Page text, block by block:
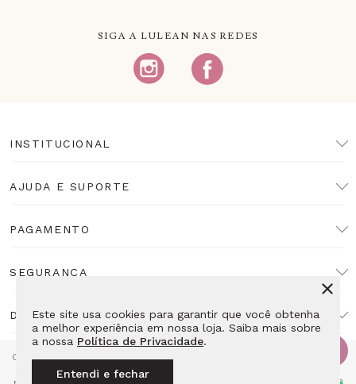
Este site usa cookies para garantir que você obtenha
a melhor experiência em nossa loja. Saiba mais sobre
a nossa Política de Privacidade.
Entendi e fechar
SIGA A LULEAN NAS REDES
INSTITUCIONAL
AJUDA E SUPORTE
PAGAMENTO
SEGURANÇA
DESENVOLVIMENTO
Copyright Lulean. Todos os direitos reservados. Proibida reprodução
total ou parcial. Preços e estoque sujeitos a alteração sem aviso